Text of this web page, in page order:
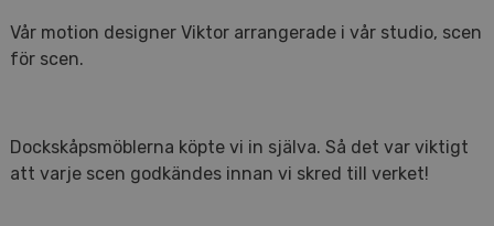
Vår motion designer Viktor arrangerade i vår studio, scen
för scen.
Dockskåpsmöblerna köpte vi in själva. Så det var viktigt
att varje scen godkändes innan vi skred till verket!